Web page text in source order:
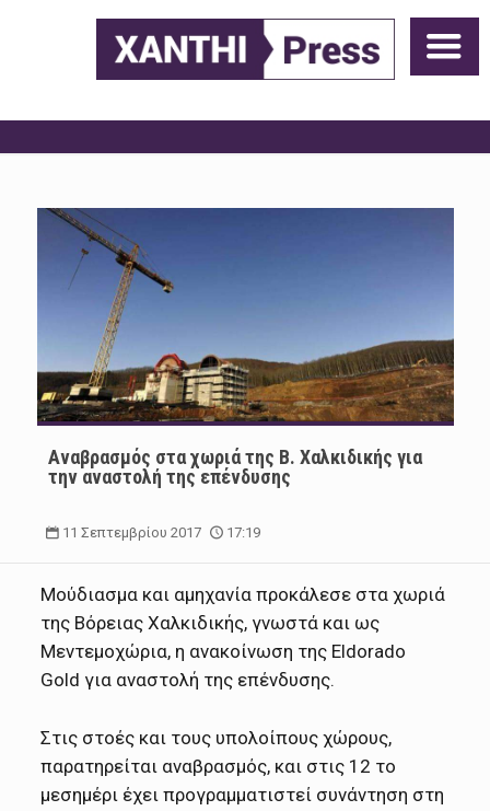
Aναβρασμός στα χωριά της Β. Χαλκιδικής για
την αναστολή της επένδυσης
11 Σεπτεμβρίου 2017 17:19
Μούδιασμα και αμηχανία προκάλεσε στα χωριά
της Βόρειας Χαλκιδικής, γνωστά και ως
Μεντεμοχώρια, η ανακοίνωση της Eldorado
Gold για αναστολή της επένδυσης.
Στις στοές και τους υπολοίπους χώρους,
παρατηρείται αναβρασμός, και στις 12 το
μεσημέρι έχει προγραμματιστεί συνάντηση στη